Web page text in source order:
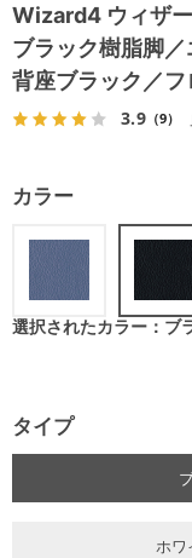
Wizard4 ウィザ
ブラック樹脂脚
背座ブラック／
3.9（9）
カラー
選択されたカラー：ブ
タイプ
ホワ